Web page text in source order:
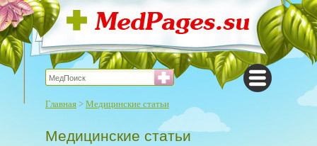
Главная > Медицинские статьи
Медицинские статьи